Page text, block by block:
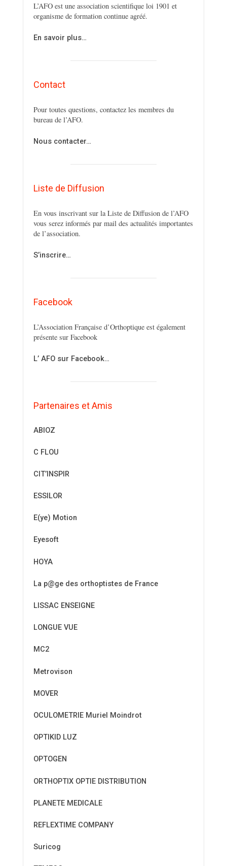
L’AFO est une association scientifique loi 1901 et
organisme de formation continue agréé.
En savoir plus…
Contact
Pour toutes questions, contactez les membres du
bureau de l’AFO.
Nous contacter…
Liste de Diffusion
En vous inscrivant sur la Liste de Diffusion de l’AFO
vous serez informés par mail des actualités importantes
de l’association.
S’inscrire…
Facebook
L’Association Française d’Orthoptique est également
présente sur Facebook
L’ AFO sur Facebook…
Partenaires et Amis
ABIOZ
C FLOU
CIT’INSPIR
ESSILOR
E(ye) Motion
Eyesoft
HOYA
La p@ge des orthoptistes de France
LISSAC ENSEIGNE
LONGUE VUE
MC2
Metrovison
MOVER
OCULOMETRIE Muriel Moindrot
OPTIKID LUZ
OPTOGEN
ORTHOPTIX OPTIE DISTRIBUTION
PLANETE MEDICALE
REFLEXTIME COMPANY
Suricog